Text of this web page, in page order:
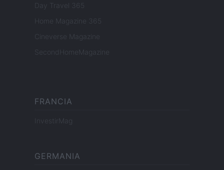
Day Travel 365
Home Magazine 365
Cineverse Magazine
SecondHomeMagazine
FRANCIA
InvestirMag
GERMANIA